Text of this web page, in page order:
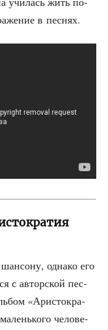
в песнях.
одна­ко его
с автор­ской пес­
«Ари­сто­кра­
чело­ве­